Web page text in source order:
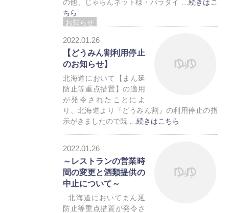
お知らせ
トレーラーハウス
の他、じゃらんネット様・パラダイ … 続きはこ
ちら
トレーラーハウス
2022.01.26
【どうみん割利用停止
のお知らせ】
北海道において【まん延
防止等重点措置】の適用
が発令されたことによ
り、北海道より『どうみん割』の利用停止の指
示がきましたので既 …続きはこちら
2022.01.26
～レストランの営業時
間の変更と酒類提供の
中止について～
北海道においてまん延
防止等重点措置が発令さ